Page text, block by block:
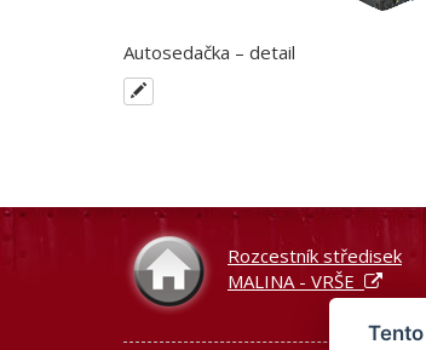
Autosedačka – detail
Rozcestník středisek
MALINA - VRŠE